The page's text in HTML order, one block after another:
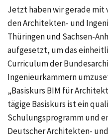
Jetzt haben wir gerade mit
den Architekten- und
Thüringen und Sachsen-
aufgesetzt, um das
Curriculum der
Ingenieurkammern
„Basiskurs BIM für
tägige Basiskurs ist ein
Schulungsprogramm und
Deutscher Architekten-